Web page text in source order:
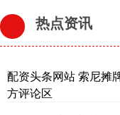
热点资讯
配资头条网站 索尼摊
方评论区